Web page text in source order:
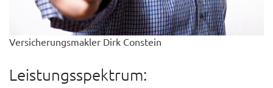
Versicherungsmakler Dirk Constein
Leistungsspektrum: